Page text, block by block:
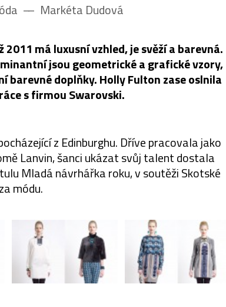
–– Markéta Dudová
má luxusní vzhled, je svěží a barevná.
jsou geometrické a grafické vzory,
barevné doplňky. Holly Fulton zase oslnila
s firmou Swarovski.
z Edinburghu. Dříve pracovala jako
Lanvin, šanci ukázat svůj talent dostala
Mladá návrhářka roku, v soutěži Skotské
módu.